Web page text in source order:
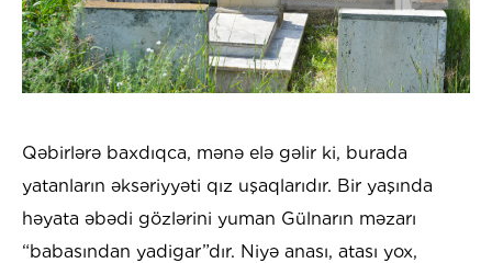
Qəbirlərə baxdıqca, mənə elə gəlir ki, burada
yatanların əksəriyyəti qız uşaqlarıdır. Bir yaşında
həyata əbədi gözlərini yuman Gülnarın məzarı
“babasından yadigar”dır. Niyə anası, atası yox,